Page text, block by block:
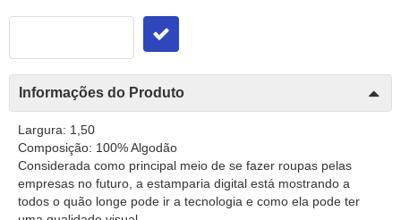
Informações do Produto
Largura: 1,50
Composição: 100% Algodão
Considerada como principal meio de se fazer roupas pelas
empresas no futuro, a estamparia digital está mostrando a
todos o quão longe pode ir a tecnologia e como ela pode ter